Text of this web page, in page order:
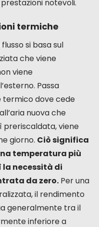
dei filtri o
non
tecniche
disponibili
una VMC a
flusso
può tradursi
di comfort che di
che, sebbene più
rispetto ai suoi
notevoli.
termiche